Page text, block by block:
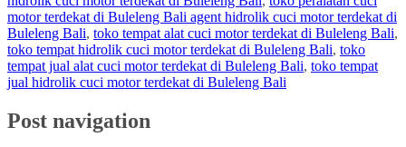
motor terdekat di Buleleng Bali agent hidrolik cuci motor terdekat di
Buleleng Bali, toko tempat alat cuci motor terdekat di Buleleng Bali,
toko tempat hidrolik cuci motor terdekat di Buleleng Bali, toko
tempat jual alat cuci motor terdekat di Buleleng Bali, toko tempat
jual hidrolik cuci motor terdekat di Buleleng Bali
Post navigation